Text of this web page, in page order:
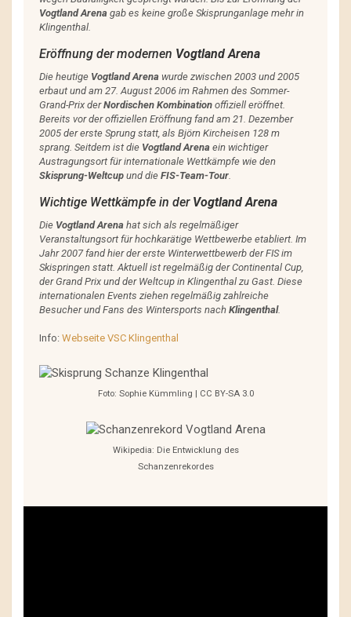
Vogtland Arena gab es keine große Skisprunganlage mehr in
Klingenthal.
Eröffnung der modernen Vogtland Arena
Die heutige Vogtland Arena wurde zwischen 2003 und 2005
erbaut und am 27. August 2006 im Rahmen des Sommer-
Grand-Prix derNordischen Kombination offiziell eröffnet.
Bereits vor der offiziellen Eröffnung fand am 21. Dezember
2005 der erste Sprung statt, als Björn Kircheisen 128 m
sprang. Seitdem ist die Vogtland Arena ein wichtiger
Austragungsort für internationale Wettkämpfe wie den
Skisprung-Weltcup und die FIS-Team-Tour.
Wichtige Wettkämpfe in der Vogtland Arena
Die Vogtland Arena hat sich als regelmäßiger
Veranstaltungsort für hochkarätige Wettbewerbe etabliert. Im
Jahr 2007 fand hier der erste Winterwettbewerb der FIS im
Skispringen statt. Aktuell ist regelmäßig der Continental Cup,
der Grand Prix und der Weltcup in Klingenthal zu Gast. Diese
internationalen Events ziehen regelmäßig zahlreiche
Besucher und Fans des Wintersports nach Klingenthal.
Info: Webseite VSC Klingenthal
Foto: Sophie Kümmling | CC BY-SA 3.0
Wikipedia: Die Entwicklung des
Schanzenrekordes